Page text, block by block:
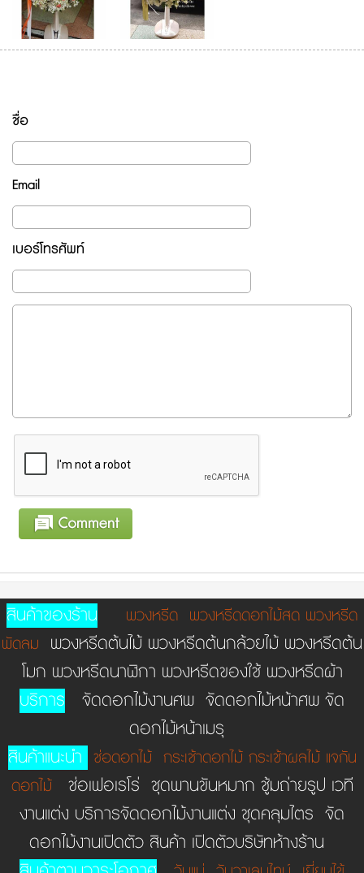
ชื่อ
Email
เบอร์โทรศัพท์
สินค้าของร้าน พวงหรีด พวงหรีดดอกไม้สด พวงหรีด
พัดลม พวงหรีดต้นไม้ พวงหรีดต้นกล้วยไม้ พวงหรีดต้น
โมก พวงหรีดนาฬิกา พวงหรีดของใช้ พวงหรีดผ้า
บริการ จัดดอกไม้งานศพ จัดดอกไม้หน้าศพ จัด
ดอกไม้หน้าเมรุ
สินค้าแนะนำ ช่อดอกไม้ กระเช้าดอกไม้ กระเช้าผลไม้ แจกัน
ดอกไม้
ช่อเฟอเรโร่ ชุดพานขันหมาก ชู้มถ่ายรูป เวที
งานแต่ง บริการจัดดอกไม้งานแต่ง ชุดคลุมไตร จัด
ดอกไม้งานเปิดตัว สินค้า เปิดตัวบริษัทห้างร้าน